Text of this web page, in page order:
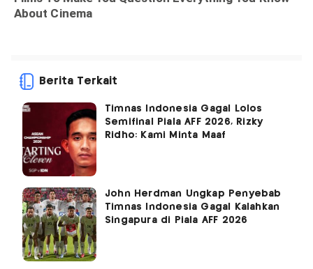
Berita Terkait
Timnas Indonesia Gagal Lolos
Semifinal Piala AFF 2026, Rizky
Ridho: Kami Minta Maaf
John Herdman Ungkap Penyebab
Timnas Indonesia Gagal Kalahkan
Singapura di Piala AFF 2026